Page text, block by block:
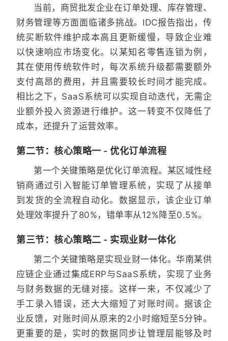
当前，商贸批发企业在订单处理、库存管理、
财务管理等方面面临诸多挑战。IDC报告指出，传
统买断软件维护成本高且更新缓慢，导致企业难
以快速响应市场变化。以某知名零售连锁为例，
其在使用传统软件时，每次系统升级都需要额外
支付高昂的费用，并且需要较长时间才能完成。
相比之下，SaaS系统可以实现自动迭代，无需企
业额外投入资源进行维护。这一转变不仅降低了
成本，还提升了运营效率。
第二节：核心策略一 - 优化订单流程
第一个关键策略是优化订单流程。某区域性经
销商通过引入智能订单管理系统，实现了从接单
到发货的全流程自动化。数据显示，该企业订单
处理效率提升了80%，错单率从12%降至0.5%。
第三节：核心策略二 - 实现业财一体化
第二个关键策略是实现业财一体化。华南某供
应链企业通过集成ERP与SaaS系统，实现了业务
与财务数据的无缝对接。这样一来，不仅减少了
手工录入错误，还大大缩短了对账时间。据该企
业反馈，对账时间从原来的2小时缩短至5分钟。
更重要的是，实时的数据同步让管理层能够及时